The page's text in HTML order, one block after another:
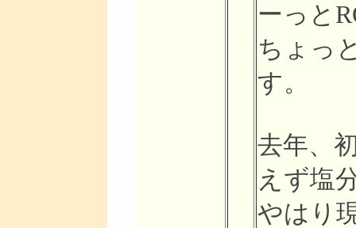
ーっと
ちょっ
す。
去年、
えず塩
やはり